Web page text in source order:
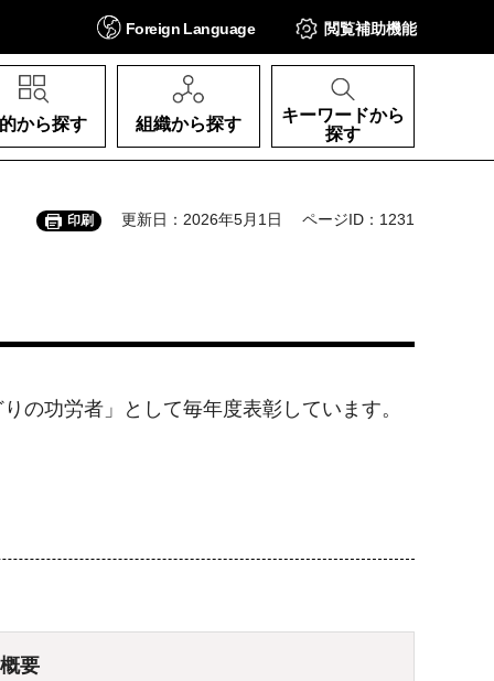
Foreign Language 閲覧補助機能
から探す 組織から探す
キーワードから
探す
印刷 更新日：2026年5月1日 ページID：1231
の功労者」として毎年度表彰しています。
要